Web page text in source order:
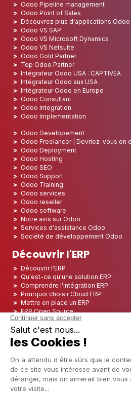
Odoo Pipeline management
Odoo Point of Sales
Découvrez plus d'applications Odoo
Odoo VS SAP
Odoo VS Microsoft Dynamics
Odoo VS Netsuite
Odoo Gold Partner
Top Odoo Partner
Intégrateur Odoo USA : CAPTIVEA
Intégrateur Odoo aux USA
Intégrateur Odoo en Europe
Odoo Consultant
Odoo Integration
Odoo Implementation
Odoo Developement
Odoo Freelancer | Devriez-vous en
Odoo Deployment
Odoo Hosting
Odoo SEO
Odoo Support
Odoo Training
Odoo services
Odoo reseller
Odoo software
Notre avis sur Odoo
Services d'assistance Odoo
Société de développement Odoo
Découvrir l'ERP
Découvrir l'ERP
Qu'est-ce qu'une solution ERP
Comprendre l’intégration ERP
Pourquoi choisir Cloud ERP
Mettre en place un ERP
ERP Open Source
Logiciel ERP Open Source
Top 5 des ERP Open Source
ERP Deployment
ERP Implementation
ERP Consulting
ERP Project
ERP System